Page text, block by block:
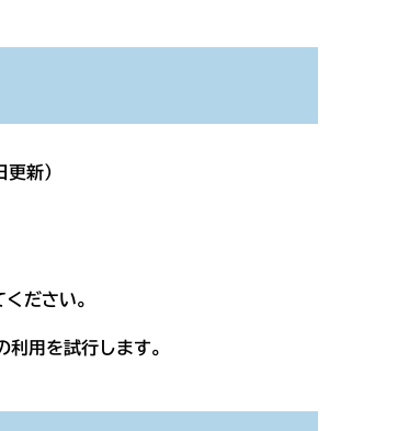
新）
ださい。
用を試行します。